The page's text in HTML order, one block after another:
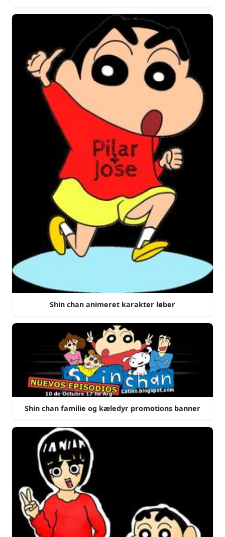
Shin chan animeret karakter løber
Shin chan familie og kæledyr promotions banner